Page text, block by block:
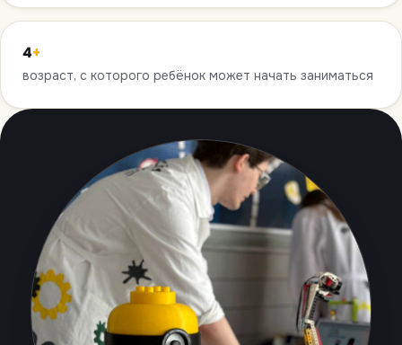
4+
возраст, с которого ребёнок может начать заниматься